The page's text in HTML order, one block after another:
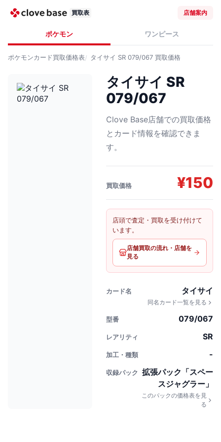
買取表 店舗案内
ポケモン ワンピース
ポケモンカード買取価格表 タイサイ SR 079/067 買取価格
タイサイ SR
079/067
Clove Base店舗での買取価格
とカード情報を確認できま
す。
買取価格 ¥150
店頭で査定・買取を受け付けて
います。
店舗買取の流れ・店舗を
見る
カード名 タイサイ
同名カード一覧を見る
型番 079/067
レアリティ SR
加工・種類 -
収録パック
拡張パック「スペー
スジャグラー」
このパックの価格表を見
る